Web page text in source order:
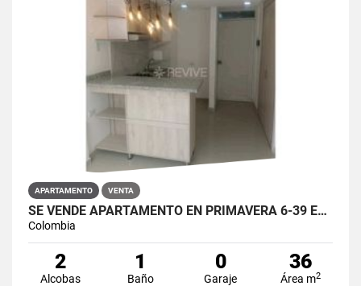
APARTAMENTO VENTA
SE VENDE APARTAMENTO EN PRIMAVERA 6-39 ET 2 PUENTE ARANDA
Colombia
2
Alcobas
1
Baño
0
Garaje
36
Área m2